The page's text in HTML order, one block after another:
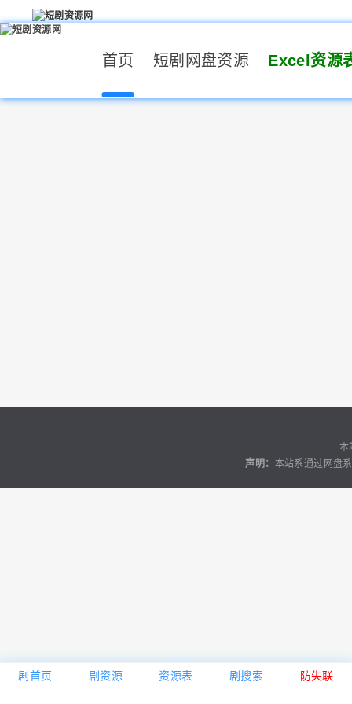
首页 短剧网盘资源 Excel资源
剧首页 剧资源 资源表 剧搜索 防失联
本
声明： 本站系通过网盘